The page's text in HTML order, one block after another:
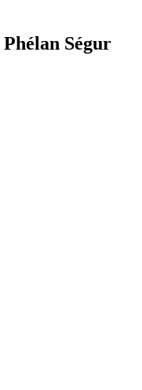
Ségur